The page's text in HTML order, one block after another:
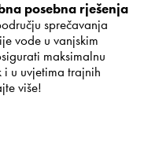
posebna rješenja
sprečavanja
vode u vanjskim
maksimalnu
i u uvjetima trajnih
više!